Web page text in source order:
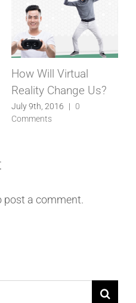
How Will Virtual
Reality Change Us?
July 9th, 2016 |
0
Comments
post a comment.